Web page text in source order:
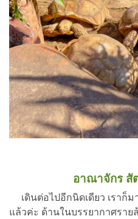
อาณาจักร สั
เดินต่อไปอีกนิดเดียว เราก็ม
แล้วค่ะ ด้านในบรรยากาศรา